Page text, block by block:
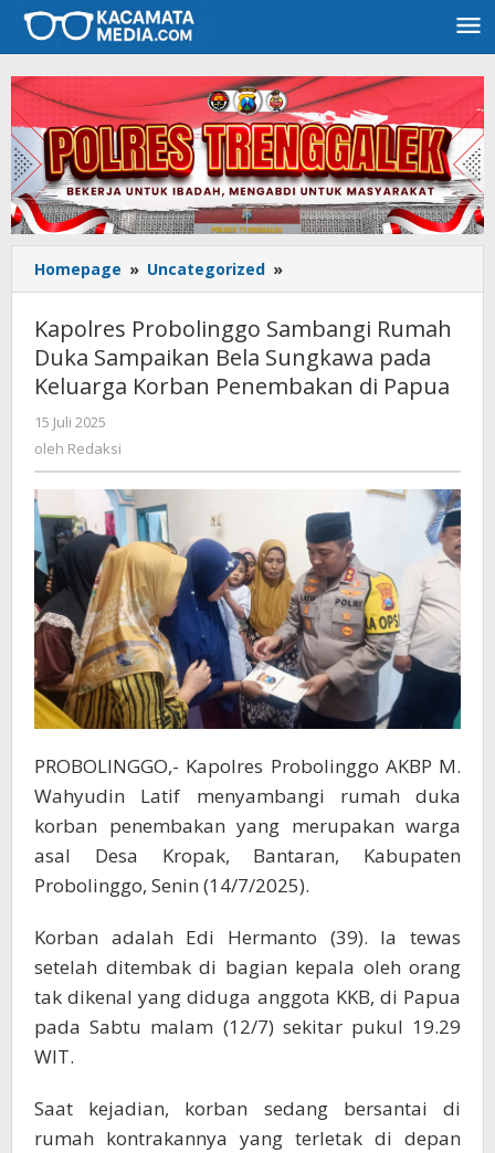
Lewati
konten
Homepage » Uncategorized »
Probolinggo
Rumah
Duka
Sampaikan
Keluarga
Penembakan
di
Papua
Kapolres Probolinggo Sambangi Rumah
Duka Sampaikan Bela Sungkawa pada
Keluarga Korban Penembakan di Papua
15 Juli 2025
Redaksi
oleh Redaksi
PROBOLINGGO,- Kapolres Probolinggo AKBP M.
Wahyudin Latif menyambangi rumah duka
korban penembakan yang merupakan warga
asal Desa Kropak, Bantaran, Kabupaten
Probolinggo, Senin (14/7/2025).
Korban adalah Edi Hermanto (39). Ia tewas
setelah ditembak di bagian kepala oleh orang
tak dikenal yang diduga anggota KKB, di Papua
pada Sabtu malam (12/7) sekitar pukul 19.29
WIT.
Saat kejadian, korban sedang bersantai di
rumah kontrakannya yang terletak di depan